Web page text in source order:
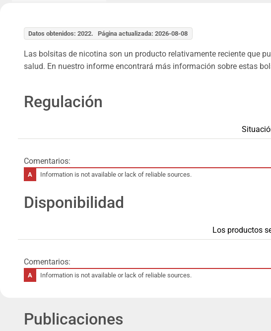
Datos obtenidos: 2022. Página actualizada: 2026-08-08
Las bolsitas de nicotina son un producto relativamente reciente que
salud. En nuestro informe encontrará más información sobre estas
Regulación
Comentarios:
Information is not available or lack of reliable sources.
Disponibilidad
Los productos
Comentarios:
Information is not available or lack of reliable sources.
Publicaciones